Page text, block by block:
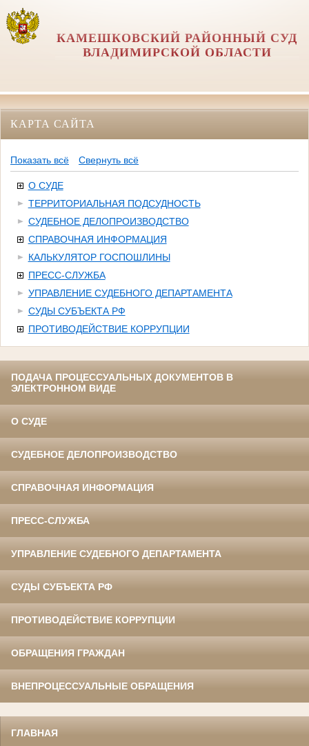
КАМЕШКОВСКИЙ РАЙОННЫЙ СУД
ВЛАДИМИРСКОЙ ОБЛАСТИ
КАРТА САЙТА
Показать всё Свернуть всё
О СУДЕ
ТЕРРИТОРИАЛЬНАЯ ПОДСУДНОСТЬ
СУДЕБНОЕ ДЕЛОПРОИЗВОДСТВО
СПРАВОЧНАЯ ИНФОРМАЦИЯ
КАЛЬКУЛЯТОР ГОСПОШЛИНЫ
ПРЕСС-СЛУЖБА
УПРАВЛЕНИЕ СУДЕБНОГО ДЕПАРТАМЕНТА
СУДЫ СУБЪЕКТА РФ
ПРОТИВОДЕЙСТВИЕ КОРРУПЦИИ
ПОДАЧА ПРОЦЕССУАЛЬНЫХ ДОКУМЕНТОВ В
ЭЛЕКТРОННОМ ВИДЕ
О СУДЕ
СУДЕБНОЕ ДЕЛОПРОИЗВОДСТВО
СПРАВОЧНАЯ ИНФОРМАЦИЯ
ПРЕСС-СЛУЖБА
УПРАВЛЕНИЕ СУДЕБНОГО ДЕПАРТАМЕНТА
СУДЫ СУБЪЕКТА РФ
ПРОТИВОДЕЙСТВИЕ КОРРУПЦИИ
ОБРАЩЕНИЯ ГРАЖДАН
ВНЕПРОЦЕССУАЛЬНЫЕ ОБРАЩЕНИЯ
ГЛАВНАЯ